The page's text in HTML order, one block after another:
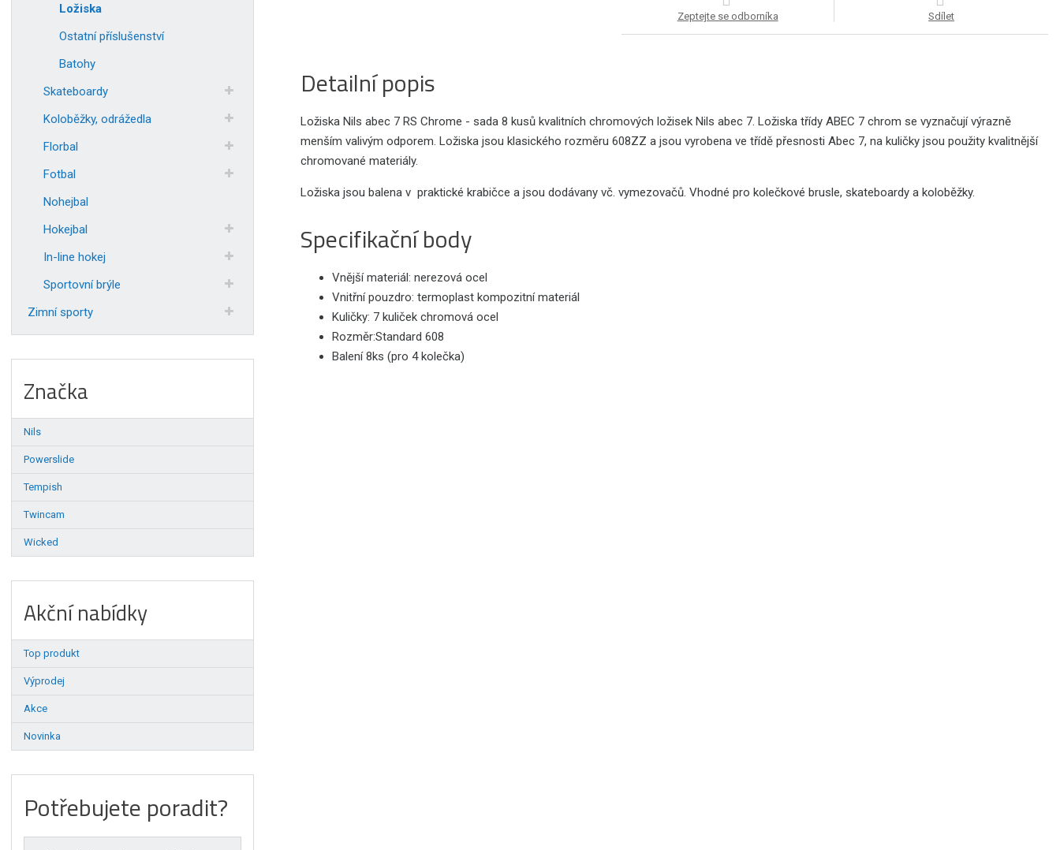
Zeptejte se odborníka Sdílet
Detailní popis
Ložiska Nils abec 7 RS Chrome - sada 8 kusů kvalitních chromových ložisek Nils abec 7. Ložiska třídy ABEC 7 chrom se vyznačují výrazně
menším valivým odporem. Ložiska jsou klasického rozměru 608ZZ a jsou vyrobena ve třídě přesnosti Abec 7, na kuličky jsou použity kvalitnější
chromované materiály.
Ložiska jsou balena v praktické krabičce a jsou dodávany vč. vymezovačů. Vhodné pro kolečkové brusle, skateboardy a koloběžky.
Specifikační body
Vnější materiál: nerezová ocel
Vnitřní pouzdro: termoplast kompozitní materiál
Kuličky: 7 kuliček chromová ocel
Rozměr:Standard 608
Balení 8ks (pro 4 kolečka)
Ložiska
Ostatní příslušenství
Batohy
Skateboardy
Koloběžky, odrážedla
Florbal
Fotbal
Nohejbal
Hokejbal
In-line hokej
Sportovní brýle
Zimní sporty
Značka
Nils
Powerslide
Tempish
Twincam
Wicked
Akční nabídky
Top produkt
Výprodej
Akce
Novinka
Potřebujete poradit?